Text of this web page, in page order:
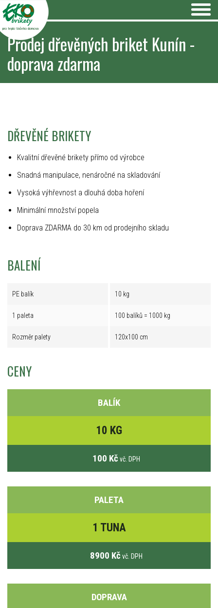
pro teplo Vašeho domova
Prodej dřevěných briket Kunín -
doprava zdarma
DŘEVĚNÉ BRIKETY
Kvalitní dřevěné brikety přímo od výrobce
Snadná manipulace, nenáročné na skladování
Vysoká výhřevnost a dlouhá doba hoření
Minimální množství popela
Doprava ZDARMA do 30 km od prodejního skladu
BALENÍ
PE balík 10 kg
1 paleta 100 balíků = 1000 kg
Rozměr palety 120x100 cm
CENY
BALÍK
10 KG
100 Kč vč. DPH
PALETA
1 TUNA
8900 Kč vč. DPH
DOPRAVA